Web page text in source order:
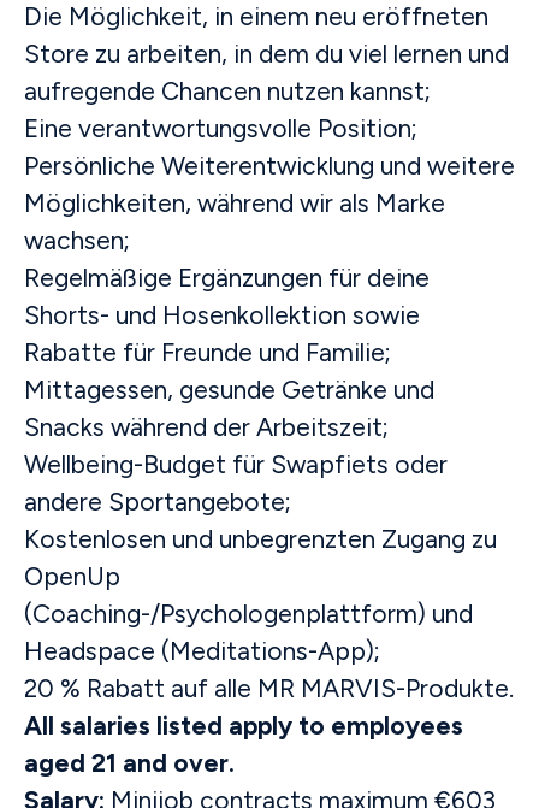
Die Möglichkeit, in einem neu eröffneten
Store zu arbeiten, in dem du viel lernen und
aufregende Chancen nutzen kannst;
Eine verantwortungsvolle Position;
Persönliche Weiterentwicklung und weitere
Möglichkeiten, während wir als Marke
wachsen;
Regelmäßige Ergänzungen für deine
Shorts- und Hosenkollektion sowie
Rabatte für Freunde und Familie;
Mittagessen, gesunde Getränke und
Snacks während der Arbeitszeit;
Wellbeing-Budget für Swapfiets oder
andere Sportangebote;
Kostenlosen und unbegrenzten Zugang zu
OpenUp
(Coaching-/Psychologenplattform) und
Headspace (Meditations-App);
20 % Rabatt auf alle MR MARVIS-Produkte.
All salaries listed apply to employees
aged 21 and over.
Salary: Minijob contracts maximum €603